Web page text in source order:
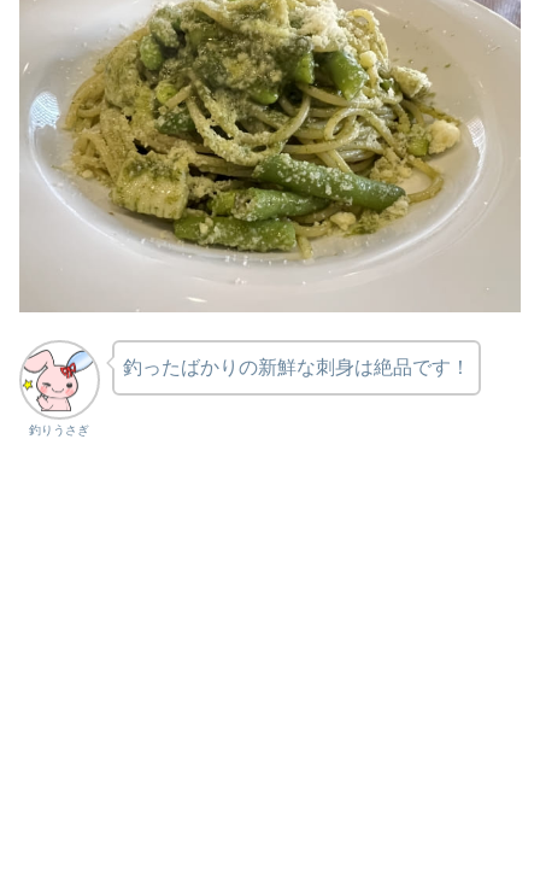
釣りうさぎ
釣ったばかりの新鮮な刺身は絶品です！